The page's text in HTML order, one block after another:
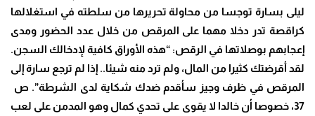
ليلى بسارة توجسا من محاولة تحريرها من سلطته في استغلالها
كراقصة تدر دخلا مهما على المرقص من خلال عدد الحضور ومدى
إعجابهم بوصلاتها في الرقص: “هذه الأوراق كافية لإدخالك السجن.
لقد أقرضتك كثيرا من المال، ولم ترد منه شيئا.. إذا لم ترجع سارة إلى
المرقص في ظرف وجيز سأقدم ضدك شكاية لدى الشرطة”. ص
37، خصوصا أن خالدا لا يقوى على تحدي كمال وهو المدمن على لعب